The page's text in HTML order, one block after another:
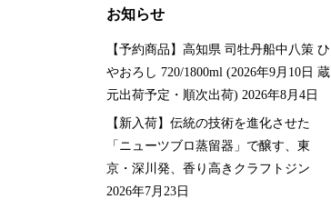
お知らせ
【予約商品】高知県 司牡丹船中八策 ひ
やおろし 720/1800ml (2026年9月10日 蔵
元出荷予定・順次出荷) 2026年8月4日
【新入荷】伝統の技術を進化させた
「ニューツブロ蒸留器」で醸す、東
京・深川発、香り高きクラフトジン
2026年7月23日